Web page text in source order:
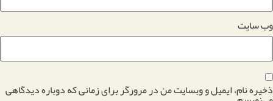
وب‌ سایت
ذخیره نام، ایمیل و وبسایت من در مرورگر برای زمانی که دوباره دیدگاهی